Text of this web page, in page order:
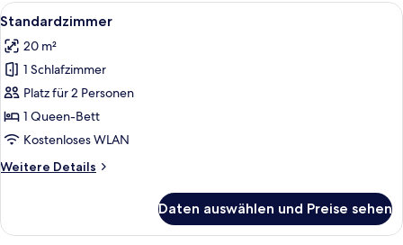
Alle
Fotos
für
Standardzimmer
anzeigen
Ein ordentlich bezogenes Bett mit
5
Standardzimmer
20 m²
1 Schlafzimmer
Platz für 2 Personen
1 Queen-Bett
Kostenloses WLAN
Weitere Details
Weitere
Daten auswählen und Preise sehen